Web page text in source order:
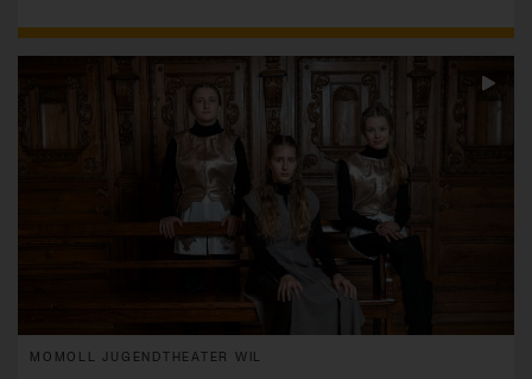
MOMOLL JUGENDTHEATER WIL